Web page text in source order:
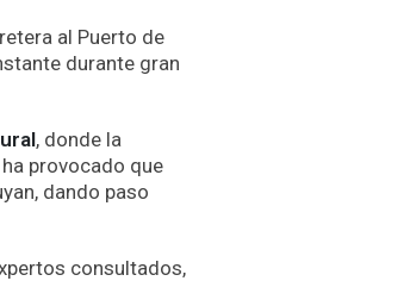
al Puerto de
durante gran
, donde la
provocado que
dando paso
consultados,